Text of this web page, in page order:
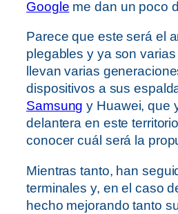
Google me dan un poco
Parece que este será el
plegables y ya son
llevan varias
dispositivos a sus
Samsung y Huawei, que
delantera en este
conocer cuál será la
Mientras tanto, han
terminales y, en el caso
hecho mejorando tanto